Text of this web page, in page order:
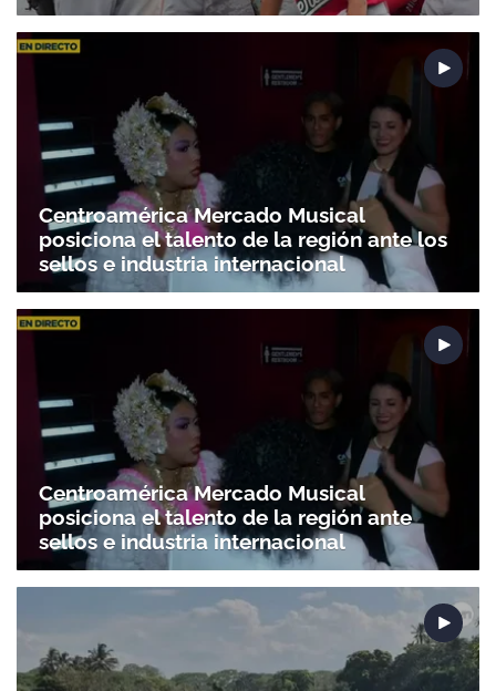
Centroamérica Mercado Musical
posiciona el talento de la región ante los
sellos e industria internacional
Centroamérica Mercado Musical
posiciona el talento de la región ante
sellos e industria internacional